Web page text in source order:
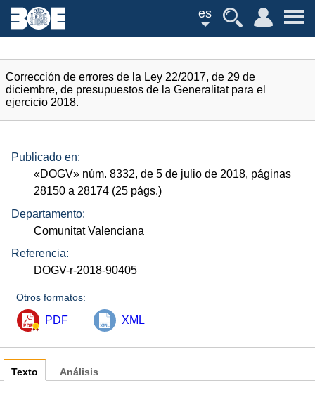
es
Corrección de errores de la Ley 22/2017, de 29 de
diciembre, de presupuestos de la Generalitat para el
ejercicio 2018.
Publicado en:
«DOGV» núm. 8332, de 5 de julio de 2018, páginas
28150 a 28174 (25 págs.)
Departamento:
Comunitat Valenciana
Referencia:
DOGV-r-2018-90405
Otros formatos:
PDF XML
Texto Análisis